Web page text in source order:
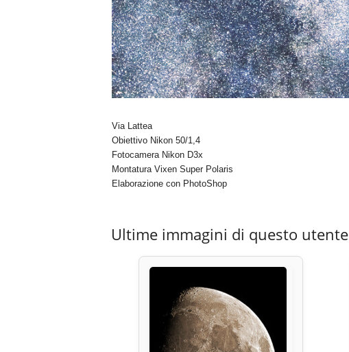
Via Lattea
Obiettivo Nikon 50/1,4
Fotocamera Nikon D3x
Montatura Vixen Super Polaris
Elaborazione con PhotoShop
Ultime immagini di questo utente